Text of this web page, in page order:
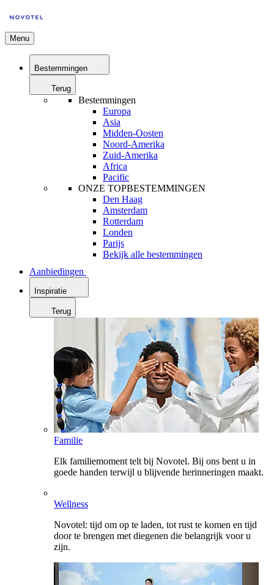
Menu
Bestemmingen
Terug
Bestemmingen
Europa
Asia
Midden-Oosten
Noord-Amerika
Zuid-Amerika
Africa
Pacific
ONZE TOPBESTEMMINGEN
Den Haag
Amsterdam
Rotterdam
Londen
Parijs
Bekijk alle bestemmingen
Aanbiedingen
Inspiratie
Terug
Familie
Elk familiemoment telt bij Novotel. Bij ons bent u in
goede handen terwijl u blijvende herinneringen maakt.
Wellness
Novotel: tijd om op te laden, tot rust te komen en tijd
door te brengen met diegenen die belangrijk voor u
zijn.